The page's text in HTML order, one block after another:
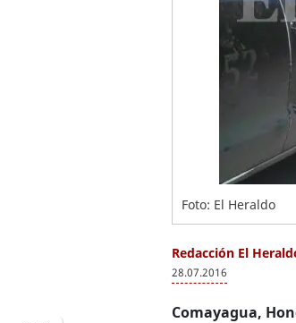
Foto: El Heraldo
Redacción El
28.07.2016
Comayagua,